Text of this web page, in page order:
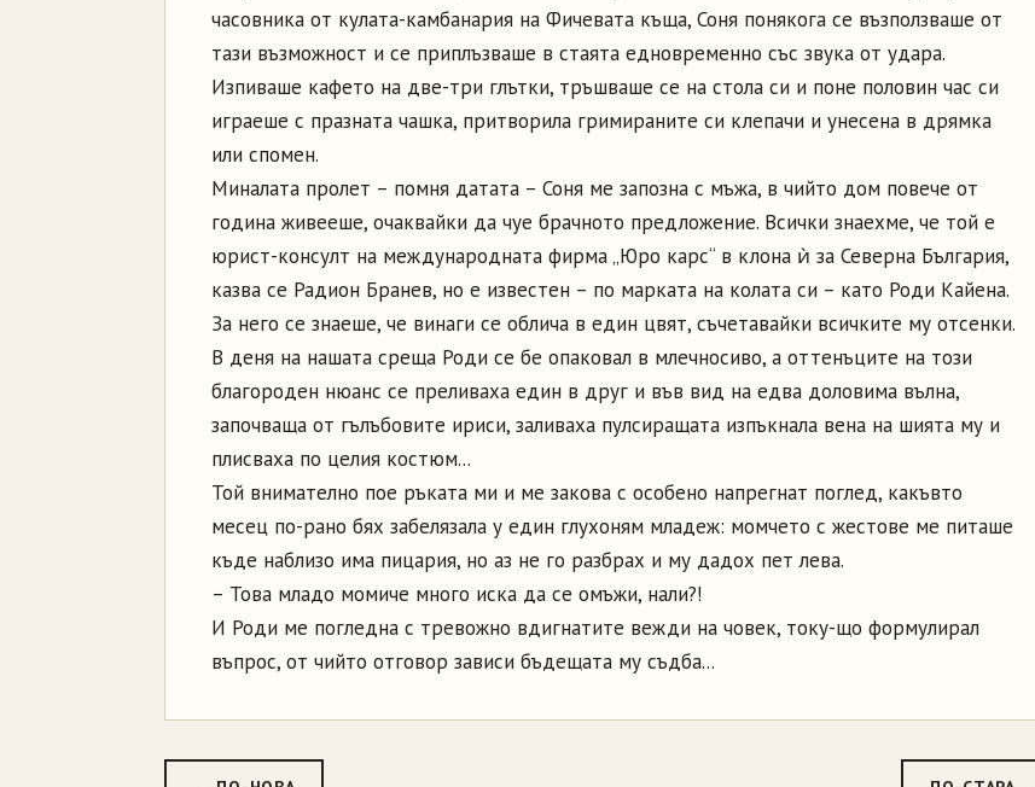
часовника от кулата-камбанария на Фичевата къща, Соня понякога се възползваше от
тази възможност и се приплъзваше в стаята едновременно със звука от удара.
Изпиваше кафето на две-три глътки, тръшваше се на стола си и поне половин час си
играеше с празната чашка, притворила гримираните си клепачи и унесена в дрямка
или спомен.
Миналата пролет – помня датата – Соня ме запозна с мъжа, в чийто дом повече от
година живееше, очаквайки да чуе брачното предложение. Всички знаехме, че той е
юрист-консулт на международната фирма „Юро карс“ в клона ѝ за Северна България,
казва се Радион Бранев, но е известен – по марката на колата си – като Роди Кайена.
За него се знаеше, че винаги се облича в един цвят, съчетавайки всичките му отсенки.
В деня на нашата среща Роди се бе опаковал в млечносиво, а оттенъците на този
благороден нюанс се преливаха един в друг и във вид на едва доловима вълна,
започваща от гълъбовите ириси, заливаха пулсиращата изпъкнала вена на шията му и
плисваха по целия костюм...
Той внимателно пое ръката ми и ме закова с особено напрегнат поглед, какъвто
месец по-рано бях забелязала у един глухоням младеж: момчето с жестове ме питаше
къде наблизо има пицария, но аз не го разбрах и му дадох пет лева.
– Това младо момиче много иска да се омъжи, нали?!
И Роди ме погледна с тревожно вдигнатите вежди на човек, току-що формулирал
въпрос, от чийто отговор зависи бъдещата му съдба...